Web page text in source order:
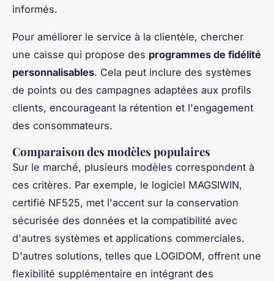
informés.
Pour améliorer le service à la clientèle, chercher
une caisse qui propose des programmes de fidélité
personnalisables. Cela peut inclure des systèmes
de points ou des campagnes adaptées aux profils
clients, encourageant la rétention et l'engagement
des consommateurs.
Comparaison des modèles populaires
Sur le marché, plusieurs modèles correspondent à
ces critères. Par exemple, le logiciel MAGSIWIN,
certifié NF525, met l'accent sur la conservation
sécurisée des données et la compatibilité avec
d'autres systèmes et applications commerciales.
D'autres solutions, telles que LOGIDOM, offrent une
flexibilité supplémentaire en intégrant des